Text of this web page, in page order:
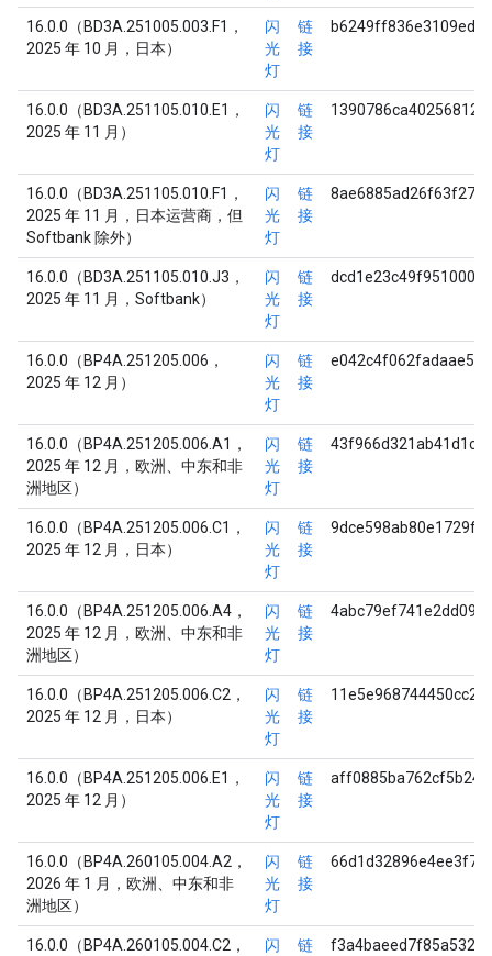
16.0.0（BD3A.251005.003.F1，
2025 年 10 月，日本）
闪
光
灯
链
接
16.0.0（BD3A.251105.010.E1，
2025 年 11 月）
闪
光
灯
链
接
16.0.0（BD3A.251105.010.F1，
2025 年 11 月，日本运营商，但
Softbank 除外）
闪
光
灯
链
接
16.0.0（BD3A.251105.010.J3，
2025 年 11 月，Softbank）
闪
光
灯
链
接
16.0.0（BP4A.251205.006，
2025 年 12 月）
闪
光
灯
链
接
16.0.0（BP4A.251205.006.A1，
2025 年 12 月，欧洲、中东和非
洲地区）
闪
光
灯
链
接
16.0.0（BP4A.251205.006.C1，
2025 年 12 月，日本）
闪
光
灯
链
接
16.0.0（BP4A.251205.006.A4，
2025 年 12 月，欧洲、中东和非
洲地区）
闪
光
灯
链
接
16.0.0（BP4A.251205.006.C2，
2025 年 12 月，日本）
闪
光
灯
链
接
16.0.0（BP4A.251205.006.E1，
2025 年 12 月）
闪
光
灯
链
接
16.0.0（BP4A.260105.004.A2，
2026 年 1 月，欧洲、中东和非
洲地区）
闪
光
灯
链
接
16.0.0（BP4A.260105.004.C2，
闪
链